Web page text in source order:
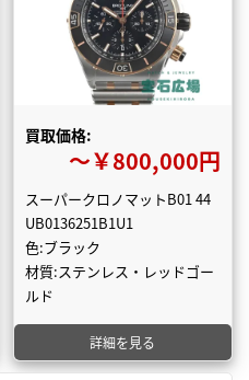
買取価格:
〜￥800,000円
スーパークロノマットB01 44
UB0136251B1U1
色:ブラック
材質:ステンレス・レッドゴー
ルド
詳細を見る